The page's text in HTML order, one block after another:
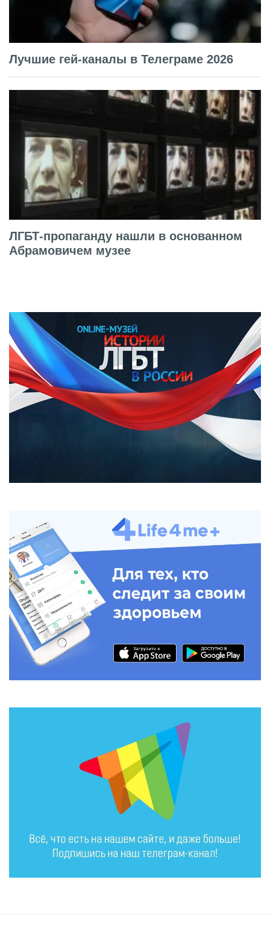
Лучшие гей-каналы в Телеграме 2026
ЛГБТ-пропаганду нашли в основанном
Абрамовичем музее